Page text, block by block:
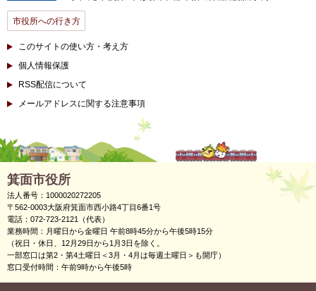
市役所への行き方
このサイトの使い方・考え方
個人情報保護
RSS配信について
メールアドレスに関する注意事項
箕面市役所
法人番号：1000020272205
〒562-0003大阪府箕面市西小路4丁目6番1号
電話：072-723-2121（代表）
業務時間：月曜日から金曜日 午前8時45分から午後5時15分
（祝日・休日、12月29日から1月3日を除く。
一部窓口は第2・第4土曜日＜3月・4月は毎週土曜日＞も開庁）
窓口受付時間：午前9時から午後5時